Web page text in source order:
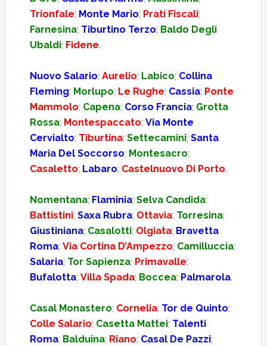
Trionfale; Monte Mario; Prati Fiscali;
Farnesina; Tiburtino Terzo; Baldo Degli
Ubaldi; Fidene.
Nuovo Salario; Aurelio; Labico; Collina
Fleming; Morlupo; Le Rughe; Cassia; Ponte
Mammolo; Capena; Corso Francia; Grotta
Rossa; Montespaccato; Via Monte
Cervialto; Tiburtina; Settecamini; Santa
Maria Del Soccorso; Montesacro;
Casaletto; Labaro; Castelnuovo Di Porto.
Nomentana; Flaminia; Selva Candida;
Battistini; Saxa Rubra; Ottavia; Torresina;
Giustiniana; Casalotti; Olgiata; Bravetta
Roma; Via Cortina D’Ampezzo; Camilluccia;
Salaria; Tor Sapienza; Primavalle;
Bufalotta; Villa Spada; Boccea; Palmarola.
Casal Monastero; Cornelia; Tor de Quinto;
Colle Salario; Casetta Mattei; Talenti
Roma; Balduina; Riano; Casal De Pazzi;